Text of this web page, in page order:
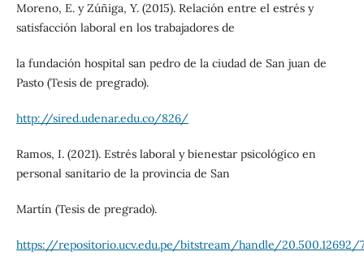
Moreno, E. y Zúñiga, Y. (2015). Relación entre el estrés y
satisfacción laboral en los trabajadores de
la fundación hospital san pedro de la ciudad de San juan de
Pasto (Tesis de pregrado).
http://sired.udenar.edu.co/826/
Ramos, I. (2021). Estrés laboral y bienestar psicológico en
personal sanitario de la provincia de San
Martín (Tesis de pregrado).
https://repositorio.ucv.edu.pe/bitstream/handle/20.500.12692/